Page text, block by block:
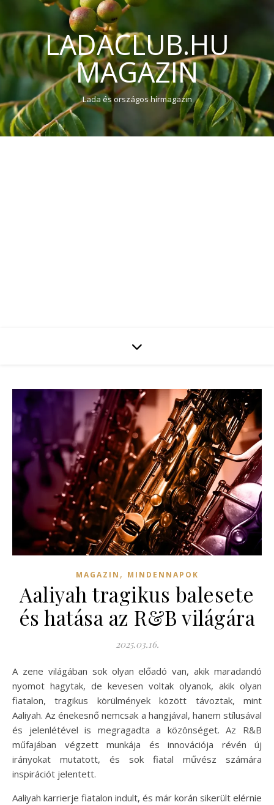
LADACLUB.HU
MAGAZIN
Lada és országos hírmagazin
MAGAZIN , MINDENNAPOK
Aaliyah tragikus balesete
és hatása az R&B világára
2025.03.16.
A zene világában sok olyan előadó van, akik maradandó
nyomot hagytak, de kevesen voltak olyanok, akik olyan
fiatalon, tragikus körülmények között távoztak, mint
Aaliyah. Az énekesnő nemcsak a hangjával, hanem stílusával
és jelenlétével is megragadta a közönséget. Az R&B
műfajában végzett munkája és innovációja révén új
irányokat mutatott, és sok fiatal művész számára
inspirációt jelentett.
Aaliyah karrierje fiatalon indult, és már korán sikerült elérnie